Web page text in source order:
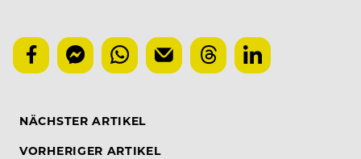
NÄCHSTER ARTIKEL
VORHERIGER ARTIKEL